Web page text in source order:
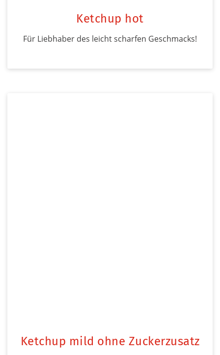
Ketchup hot
Für Liebhaber des leicht scharfen Geschmacks!
Ketchup mild ohne Zuckerzusatz